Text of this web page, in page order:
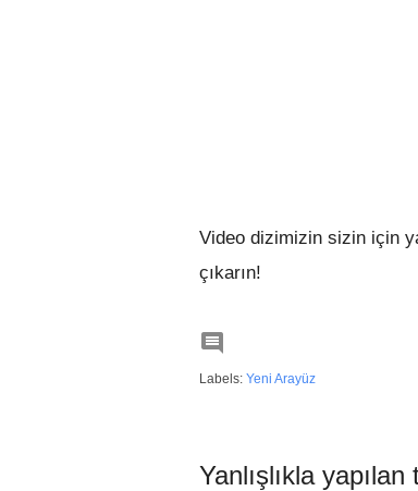
Video dizimizin sizin için
çıkarın!

Labels: Yeni Arayüz
Yanlışlıkla